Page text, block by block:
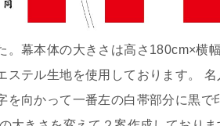
。幕本体の大きさは高さ180cm×横
ステル生地を使用しております。
向かって一番左の白帯部分に黒で